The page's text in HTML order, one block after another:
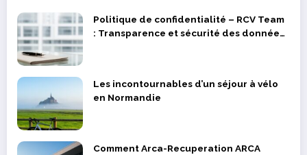
Politique de confidentialité – RCV Team
: Transparence et sécurité des données
Les incontournables d’un séjour à vélo
en Normandie
Comment Arca-Recuperation ARCA